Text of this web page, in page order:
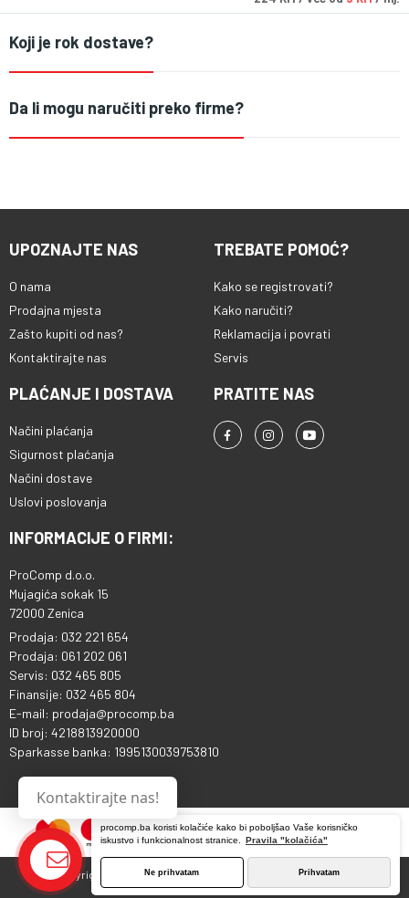
procomp.ba koristi kolačiće kako bi poboljšao Vaše korisničko
iskustvo i funkcionalnost stranice.
Pravila "kolačića"
Ne prihvatam Prihvatam
Koji je rok dostave?
Da li mogu naručiti preko firme?
UPOZNAJTE NAS
O nama
Prodajna mjesta
Zašto kupiti od nas?
Kontaktirajte nas
TREBATE POMOĆ?
Kako se registrovati?
Kako naručiti?
Reklamacija i povrati
Servis
PLAĆANJE I DOSTAVA
Načini plaćanja
Sigurnost plaćanja
Načini dostave
Uslovi poslovanja
PRATITE NAS
INFORMACIJE O FIRMI:
ProComp d.o.o.
Mujagića sokak 15
72000 Zenica
Prodaja: 032 221 654
Prodaja: 061 202 061
Servis: 032 465 805
Finansije: 032 465 804
E-mail: prodaja@procomp.ba
ID broj: 4218813920000
Sparkasse banka: 1995130039753810
Copyright © 2013 - 2026 ProComp d.o.o. Sva prava pridržana.
Kontaktirajte nas!